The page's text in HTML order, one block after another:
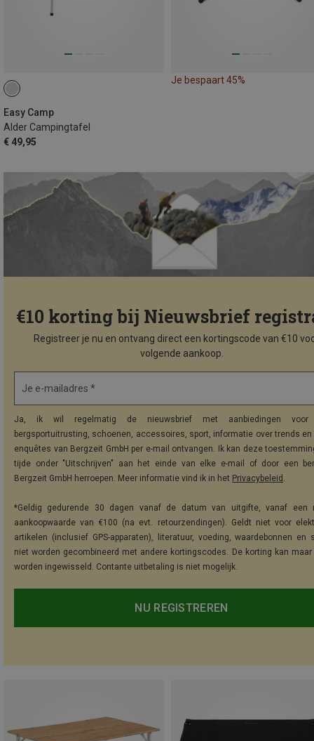
Easy Camp
Alder Campingtafel
€ 49,95
Je bespaart 45%
€10 korting bij Nieuwsbrief
Registreer je nu en ontvang direct een kortingscode van €10
volgende aankoop.
Je e-mailadres *
Ja, ik wil regelmatig de nieuwsbrief met aanbiedingen voor
bergsportuitrusting, schoenen, accessoires, sport, informatie over trends
enquêtes van Bergzeit GmbH per e-mail ontvangen. Ik kan deze
tijde onder "Uitschrijven" aan het einde van elke e-mail of door een
Bergzeit GmbH herroepen. Meer informatie vind ik in het Privacybeleid .
*Geldig gedurende 30 dagen vanaf de datum van uitgifte, vanaf een
aankoopwaarde van €100 (na evt. retourzendingen). Geldt niet voor
artikelen (inclusief GPS-apparaten), literatuur, voeding, waardebonnen en
niet worden gecombineerd met andere kortingscodes. De korting kan maar
worden ingewisseld. Contante uitbetaling is niet mogelijk.
NU REGISTREREN